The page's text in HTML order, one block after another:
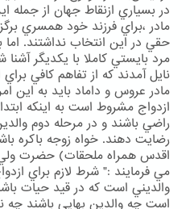
در بسياري ازنقاط جهان از جمله
مادر ،براي فرزند خود همسري
حقي در اين انتخاب نداشتند. اما
مرد بايستي كاملا با يكديگر
نايل آمدند كه از تفاهم كافي براي
مادر عروس و داماد بايد به اين
ازدواج مشروط است به اينكه
راضي باشند و در مرحله دوم
اقدس همراه ملحقات) حضرت ولي
مي فرمايند :" شرط لازم براي
والديني است كه در قيد حيات
است چه والدين بهايي باشند چه